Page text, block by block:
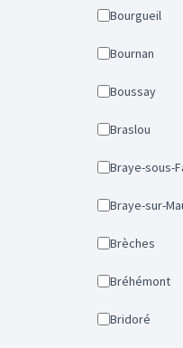
Bourgueil
Bournan
Boussay
Braslou
Braye-sous-
Braye-sur-
Brèches
Bréhémont
Bridoré